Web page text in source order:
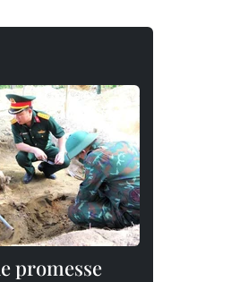
promesse